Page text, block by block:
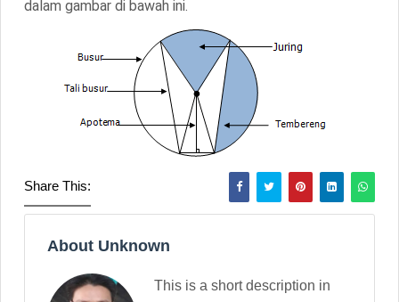
dalam gambar di bawah ini.
Share This:
About Unknown
This is a short description in